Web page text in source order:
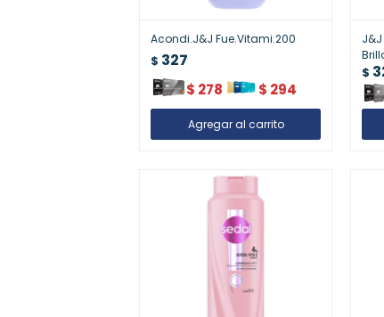
Acondi.J&J Fue.Vitami.200
$ 327
$ 278 $ 294
$